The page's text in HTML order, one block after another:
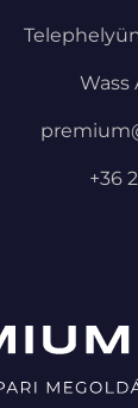
Wass
+36